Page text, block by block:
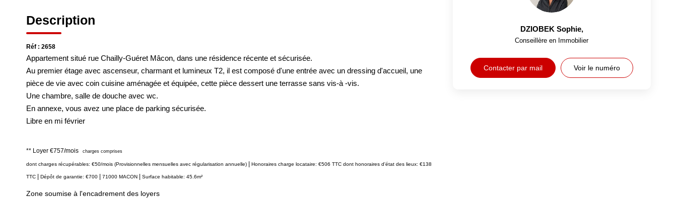
Description
Réf : 2658
Appartement situé rue Chailly-Guéret Mâcon, dans une résidence récente et sécurisée.
Au premier étage avec ascenseur, charmant et lumineux T2, il est composé d'une entrée avec un dressing d'accueil, une
pièce de vie avec coin cuisine aménagée et équipée, cette pièce dessert une terrasse sans vis-à -vis.
Une chambre, salle de douche avec wc.
En annexe, vous avez une place de parking sécurisée.
Libre en mi février
** Loyer €757/mois charges comprises
dont charges récupérables: €50/mois (Provisionnelles mensuelles avec régularisation annuelle) Honoraires charge locataire: €506 TTC dont honoraires d'état des lieux: €138
TTC Dépôt de garantie: €700 71000 MACON Surface habitable: 45.6m²
Zone soumise à l'encadrement des loyers
DZIOBEK Sophie,
Conseillère en Immobilier
Contacter par mail Voir le numéro